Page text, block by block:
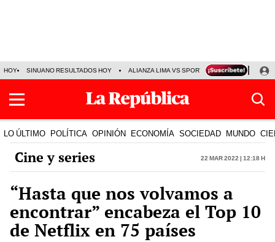
HOY SINUANO RESULTADOS HOY ALIANZA LIMA VS SPORT BOYS JORGE
LO ÚLTIMO POLÍTICA OPINIÓN ECONOMÍA SOCIEDAD MUNDO
Cine y series 22 Mar 2022 | 12:18 h
“Hasta que nos volvamos a
encontrar” encabeza el Top 10
de Netflix en 75 países